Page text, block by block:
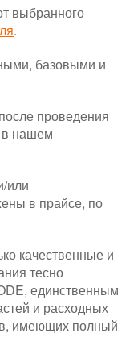
выбранного
.
базовыми и
проведения
в нашем
или
в прайсе, по
качественные и
тесно
единственным
и расходных
имеющих полный